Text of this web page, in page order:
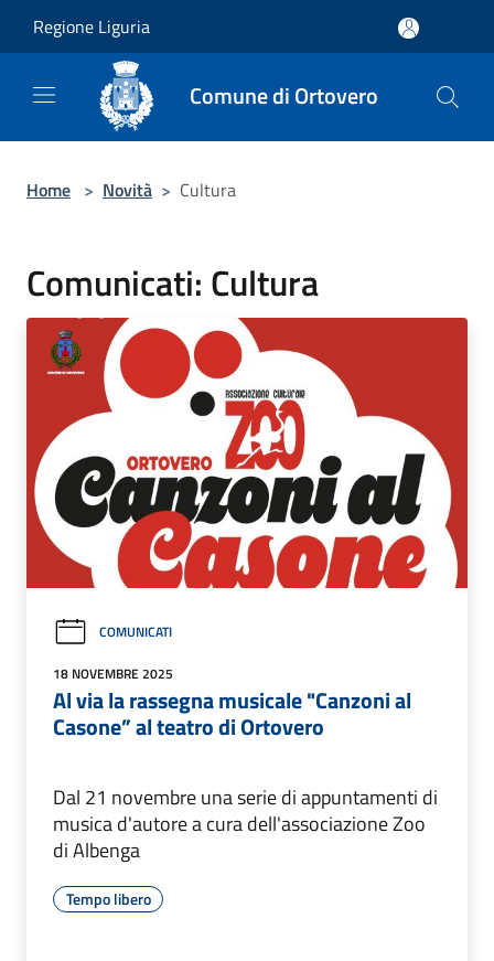
Regione Liguria
Comune di Ortovero
Home > Novità > Cultura
Comunicati: Cultura
COMUNICATI
18 NOVEMBRE 2025
Al via la rassegna musicale "Canzoni al
Casone” al teatro di Ortovero
Dal 21 novembre una serie di appuntamenti di
musica d'autore a cura dell'associazione Zoo
di Albenga
Tempo libero